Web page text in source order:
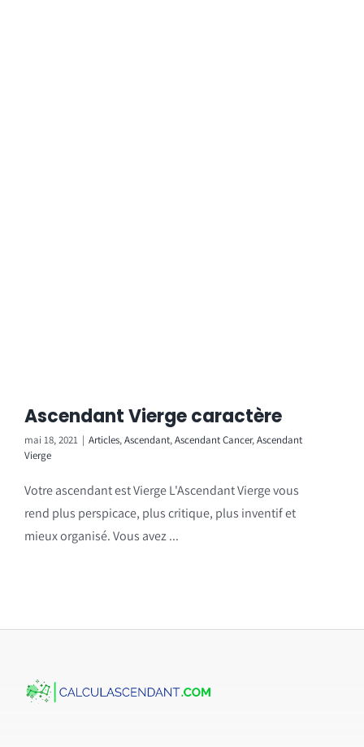
Ascendant Vierge caractère
mai 18, 2021 | Articles,Ascendant,Ascendant Cancer,Ascendant
Vierge
Votre ascendant est Vierge L'Ascendant Vierge vous
rend plus perspicace, plus critique, plus inventif et
mieux organisé. Vous avez ...